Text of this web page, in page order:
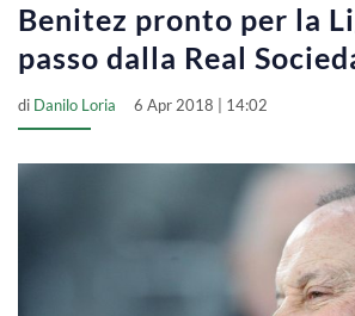
Benitez pronto per la
passo dalla Real
di Danilo Loria 6 Apr 2018 | 14:02